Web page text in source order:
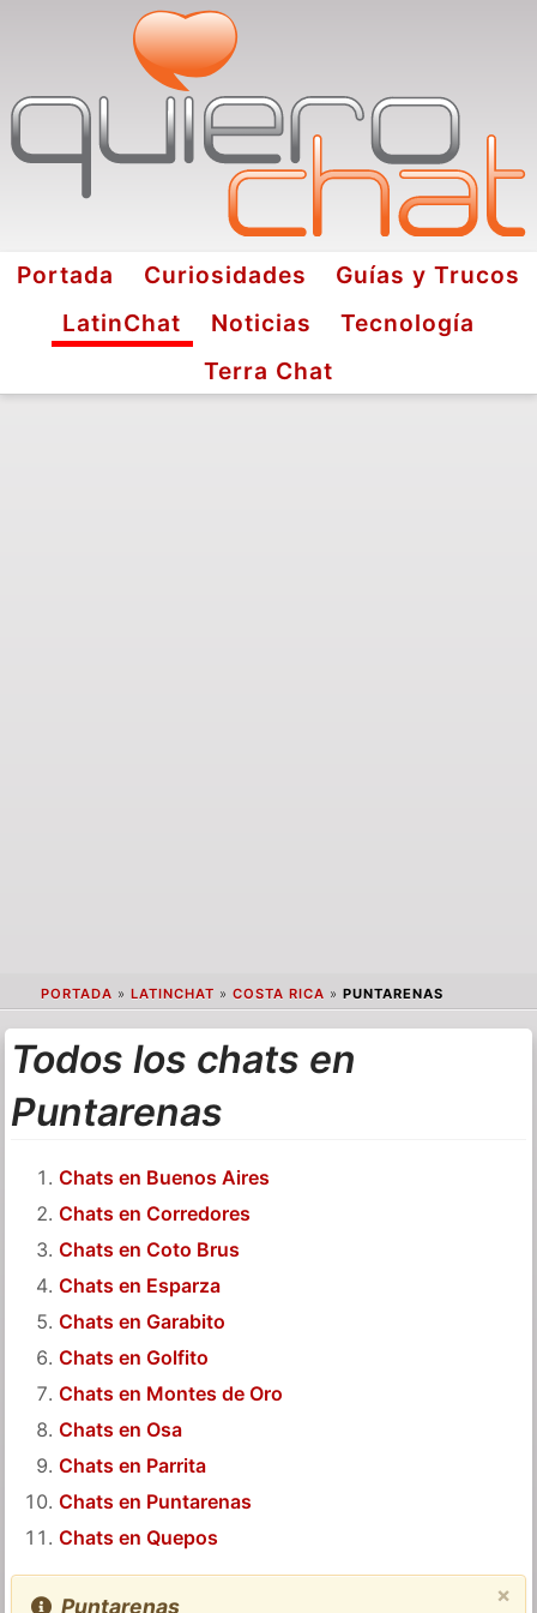
Portada Curiosidades
Guías y Trucos
LatinChat
Noticias
Tecnología
Terra Chat
PORTADA » LATINCHAT » COSTA RICA » PUNTARENAS
Todos los chats en
Puntarenas
Chats en Buenos Aires
Chats en Corredores
Chats en Coto Brus
Chats en Esparza
Chats en Garabito
Chats en Golfito
Chats en Montes de Oro
Chats en Osa
Chats en Parrita
Chats en Puntarenas
Chats en Quepos
×
Puntarenas